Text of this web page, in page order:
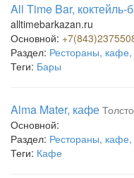
All Time Bar, коктейль-
alltimebarkazan.ru
Основной:
Раздел: Рестораны,
Теги: Бары
Alma Mater, кафе
Основной:
Раздел: Рестораны,
Теги: Кафе